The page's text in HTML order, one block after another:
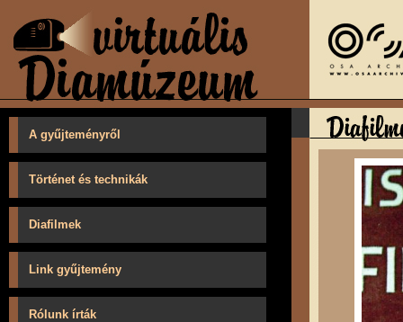
A gyűjteményről
Történet és technikák
Diafilmek
Link gyűjtemény
Rólunk írták